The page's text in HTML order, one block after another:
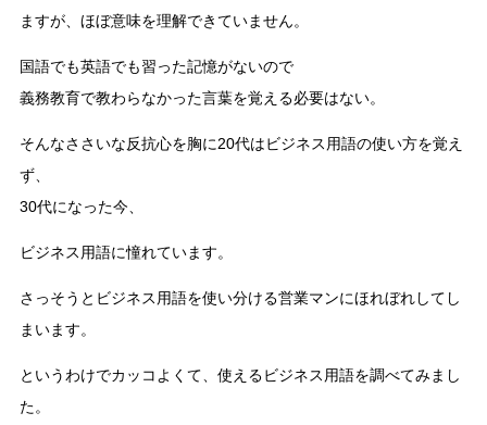
ますが、ほぼ意味を理解できていません。
国語でも英語でも習った記憶がないので
義務教育で教わらなかった言葉を覚える必要はない。
そんなささいな反抗心を胸に20代はビジネス用語の使い方を覚え
ず、
30代になった今、
ビジネス用語に憧れています。
さっそうとビジネス用語を使い分ける営業マンにほれぼれしてし
まいます。
というわけでカッコよくて、使えるビジネス用語を調べてみまし
た。